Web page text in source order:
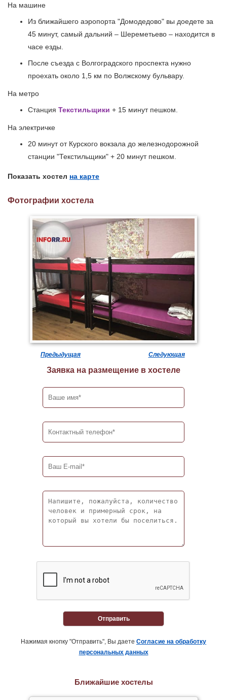
На машине
Из ближайшего аэропорта "Домодедово" вы доедете за
45 минут, самый дальний – Шереметьево – находится в
часе езды.
После съезда с Волгоградского проспекта нужно
проехать около 1,5 км по Волжскому бульвару.
На метро
Станция Текстильщики + 15 минут пешком.
На электричке
20 минут от Курского вокзала до железнодорожной
станции "Текстильщики" + 20 минут пешком.
Показать хостел на карте
Фотографии хостела
Предыдущая Следующая
Заявка на размещение в хостеле
Отправить
Нажимая кнопку "Отправить", Вы даете Согласие на обработку
персональных данных
Ближайшие хостелы